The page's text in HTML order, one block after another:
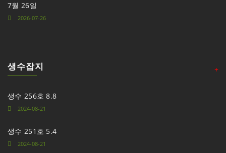
7월 26일
2026-07-26
생수잡지 +
생수 256호 8.8
2024-08-21
생수 251호 5.4
2024-08-21